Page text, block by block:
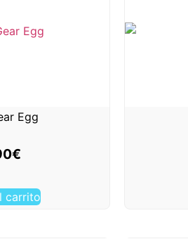
Egg
€
carrito